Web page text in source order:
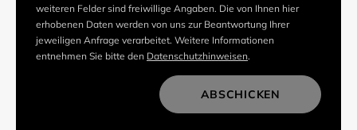
weiteren Felder sind freiwillige Angaben. Die von Ihnen hier
erhobenen Daten werden von uns zur Beantwortung Ihrer
jeweiligen Anfrage verarbeitet. Weitere Informationen
entnehmen Sie bitte den Datenschutzhinweisen.
ABSCHICKEN